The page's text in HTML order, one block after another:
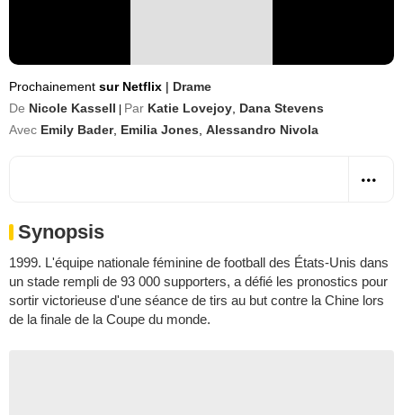
Prochainement sur Netflix | Drame
De Nicole Kassell Par Katie Lovejoy Dana Stevens
Avec Emily Bader, Emilia Jones Alessandro Nivola
Synopsis
1999. L'équipe nationale féminine de football des États-Unis dans
un stade rempli de 93 000 supporters, a défié les pronostics pour
sortir victorieuse d'une séance de tirs au but contre la Chine lors
de la finale de la Coupe du monde.